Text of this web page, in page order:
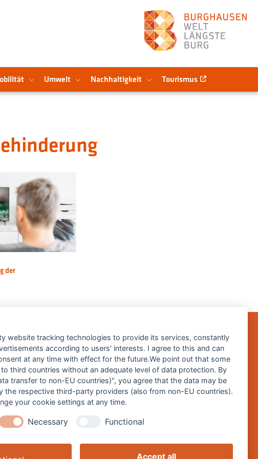
Umwelt Nachhaltigkeit Tourismus
der
Impressum
Datenschutz
Barrierefreiheitserklärung
Cookie-Einstellungen ändern
website tracking technologies to provide its services, constantly
according to users' interests. I agree to this and can
at any time with effect for the future.We point out that some
third countries without an adequate level of data protection. By
transfer to non-EU countries)", you agree that the data may be
the respective third-party providers (also from non-EU countries).
your cookie settings at any time.
Necessary Functional
Accept all